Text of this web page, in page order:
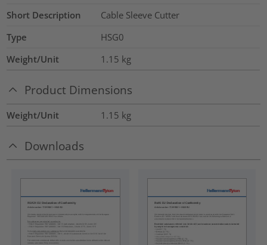
Short Description
Cable Sleeve Cutter
Type
HSG0
Weight/Unit
1.15 kg
Product Dimensions
Weight/Unit 1.15 kg
Downloads